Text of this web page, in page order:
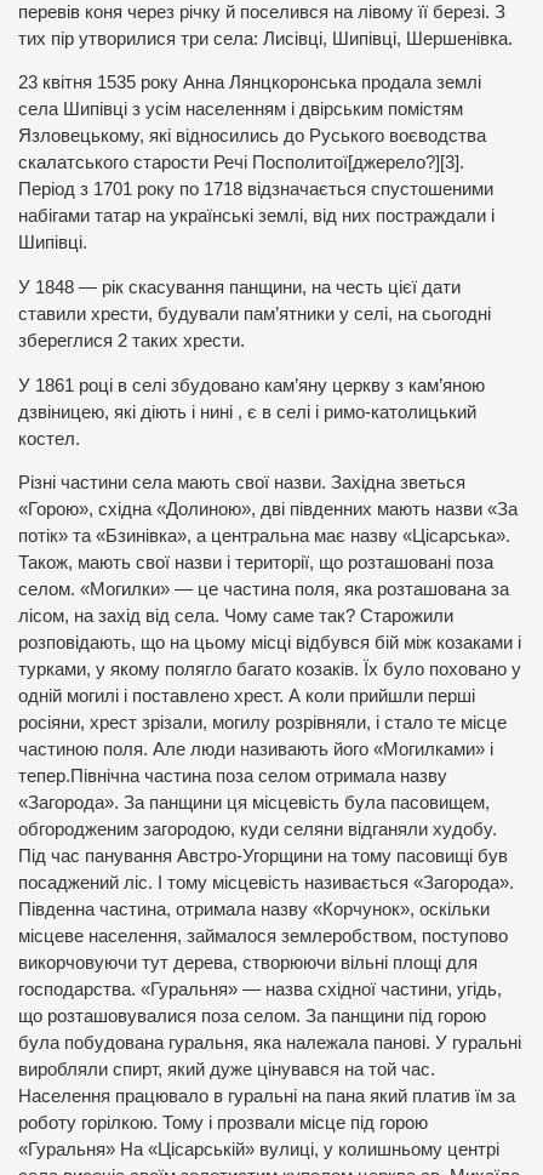
перевів коня через річку й поселився на лівому її березі. З
тих пір утворилися три села: Лисівці, Шипівці, Шершенівка.
23 квітня 1535 року Анна Лянцкоронська продала землі
села Шипівці з усім населенням і двірським помістям
Язловецькому, які відносились до Руського воєводства
скалатського старости Речі Посполитої[джерело?][3].
Період з 1701 року по 1718 відзначається спустошеними
набігами татар на українські землі, від них постраждали і
Шипівці.
У 1848 — рік скасування панщини, на честь цієї дати
ставили хрести, будували пам’ятники у селі, на сьогодні
збереглися 2 таких хрести.
У 1861 році в селі збудовано кам’яну церкву з кам’яною
дзвіницею, які діють і нині , є в селі і римо-католицький
костел.
Різні частини села мають свої назви. Західна зветься
«Горою», східна «Долиною», дві південних мають назви «За
потік» та «Бзинівка», а центральна має назву «Цісарська».
Також, мають свої назви і території, що розташовані поза
селом. «Могилки» — це частина поля, яка розташована за
лісом, на захід від села. Чому саме так? Старожили
розповідають, що на цьому місці відбувся бій між козаками і
турками, у якому полягло багато козаків. Їх було поховано у
одній могилі і поставлено хрест. А коли прийшли перші
росіяни, хрест зрізали, могилу розрівняли, і стало те місце
частиною поля. Але люди називають його «Могилками» і
тепер.Північна частина поза селом отримала назву
«Загорода». За панщини ця місцевість була пасовищем,
обгородженим загородою, куди селяни відганяли худобу.
Під час панування Австро-Угорщини на тому пасовищі був
посаджений ліс. І тому місцевість називається «Загорода».
Південна частина, отримала назву «Корчунок», оскільки
місцеве населення, займалося землеробством, поступово
викорчовуючи тут дерева, створюючи вільні площі для
господарства. «Гуральня» — назва східної частини, угідь,
що розташовувалися поза селом. За панщини під горою
була побудована гуральня, яка належала панові. У гуральні
виробляли спирт, який дуже цінувався на той час.
Населення працювало в гуральні на пана який платив їм за
роботу горілкою. Тому і прозвали місце під горою
«Гуральня» На «Цісарській» вулиці, у колишньому центрі